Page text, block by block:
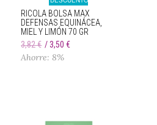
RICOLA BOLSA MAX
DEFENSAS EQUINÁCEA,
MIEL Y LIMÓN 70 GR
3,82 €
3,50 €
Ahorre: 8%